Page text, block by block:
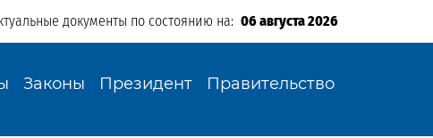
документы по состоянию на: 06 августа 2026
Законы Президент Правительство